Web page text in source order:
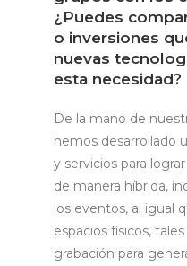
¿Puedes
o inversiones
nuevas
esta necesidad?
De la mano de
hemos desarrollado
y servicios para
de manera híbrida,
los eventos, al igual
espacios físicos,
grabación para